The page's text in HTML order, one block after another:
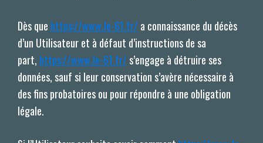
Dès que https://www.le-61.fr/ a connaissance du décès
d’un Utilisateur et à défaut d’instructions de sa
part, https://www.le-61.fr/ s’engage à détruire ses
données, sauf si leur conservation s’avère nécessaire à
des fins probatoires ou pour répondre à une obligation
légale.